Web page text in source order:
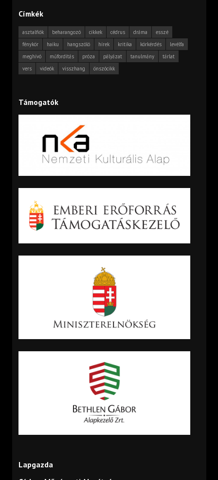
Címkék
asztalfiók beharangozó cikkek cédrus dráma
esszé
fénykör
haiku hangszóló hírek kritika körkérdés
levélfa
meghívó
műfordítás próza pályázat tanulmány
tárlat
vers
videók visszhang önszócikk
Támogatók
Lapgazda